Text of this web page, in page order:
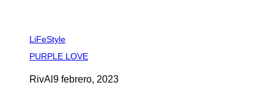
LiFeStyle
PURPLE LOVE
RivAl 9 febrero, 2023